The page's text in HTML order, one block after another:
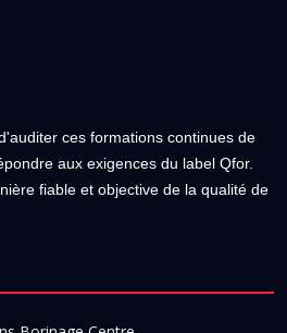
ces formations continues de
aux exigences du label Qfor.
fiable et objective de la qualité de